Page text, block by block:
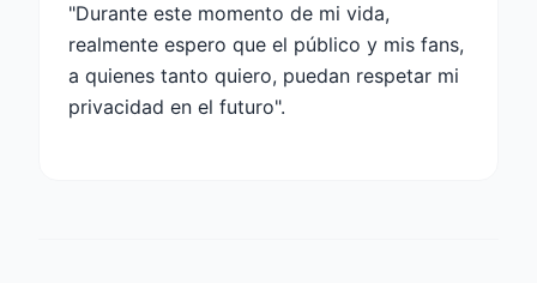
"Durante este momento de mi vida,
realmente espero que el público y mis fans,
a quienes tanto quiero, puedan respetar mi
privacidad en el futuro".